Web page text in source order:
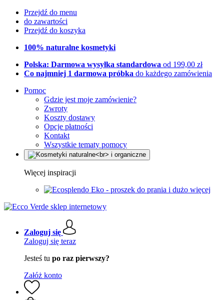
Przejdź do menu
do zawartości
Przejdź do koszyka
100% naturalne kosmetyki
Polska: Darmowa wysyłka standardowa od 199,00 zł
Co najmniej 1 darmowa próbka do każdego zamówienia
Pomoc
Gdzie jest moje zamówienie?
Zwroty
Koszty dostawy
Opcje płatności
Kontakt
Wszystkie tematy pomocy
Więcej inspiracji
Eko - proszek do prania i dużo więcej
Zaloguj się
Zaloguj się teraz
Jesteś tu po raz pierwszy?
Załóż konto